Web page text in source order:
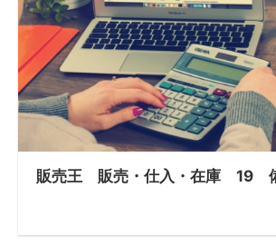
販売王 販売・仕入・在庫 19